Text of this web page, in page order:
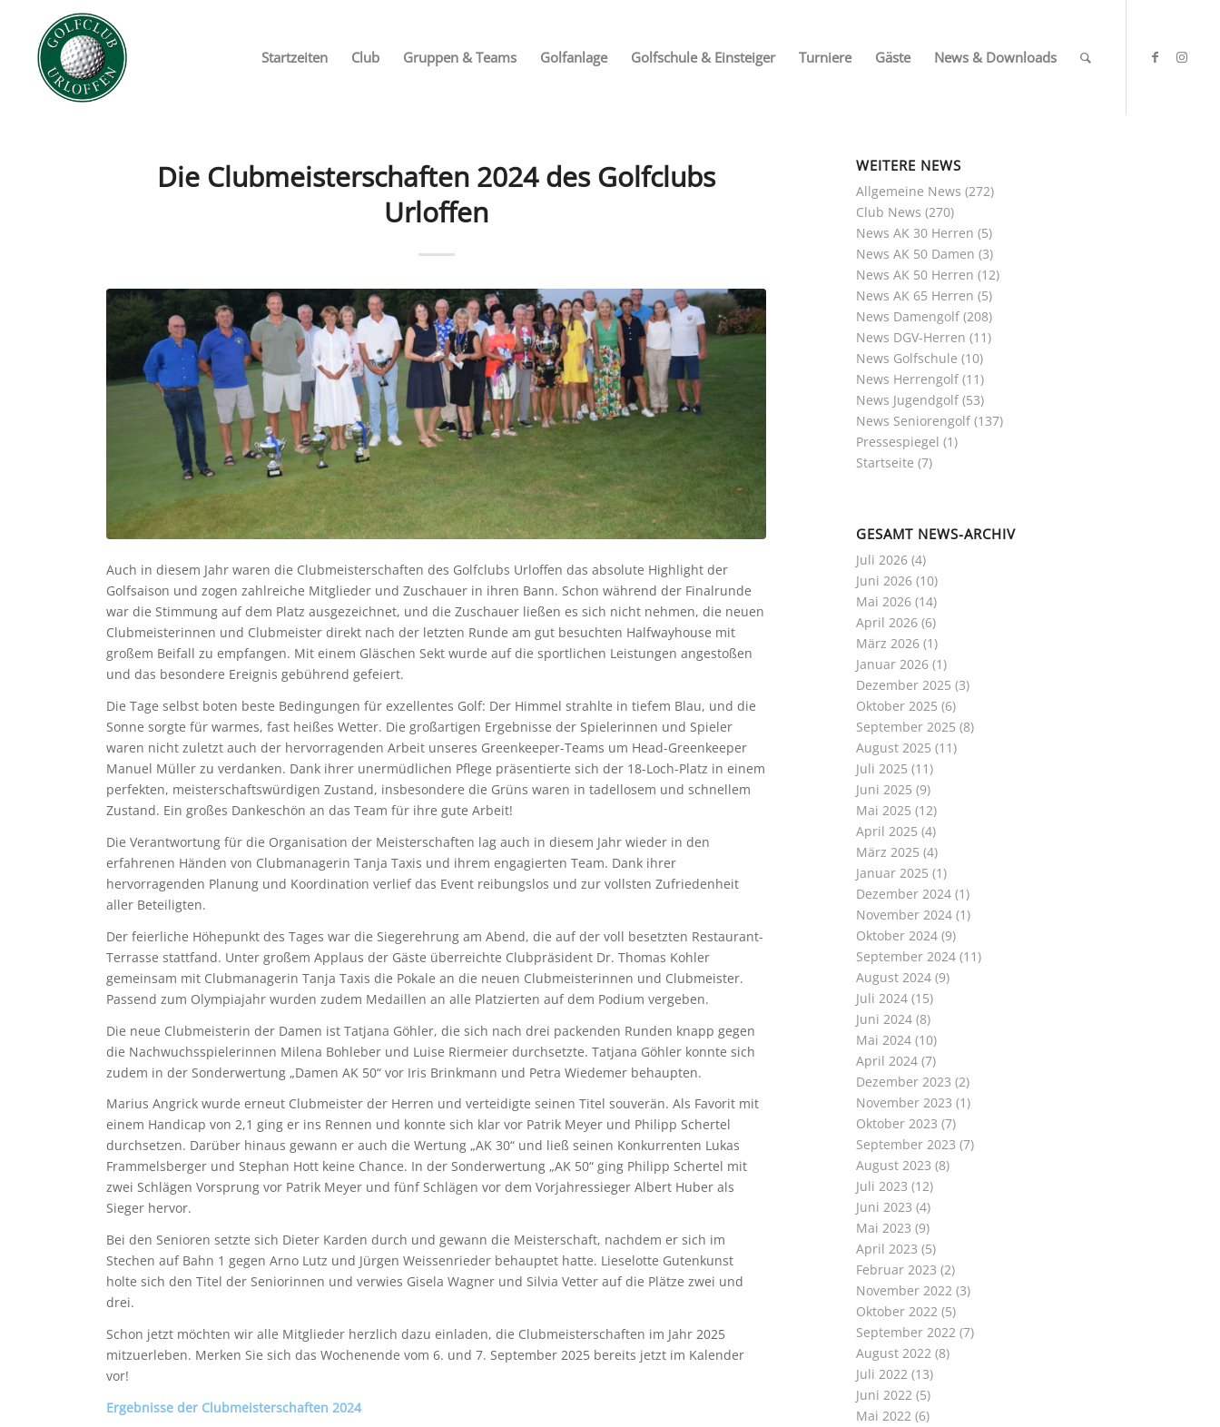
Startzeiten Club Gruppen & Teams Golfanlage Golfschule & Einsteiger Turniere Gäste News & Downloads
Die Clubmeisterschaften 2024 des Golfclubs
Urloffen
Auch in diesem Jahr waren die Clubmeisterschaften des Golfclubs Urloffen das absolute Highlight der
Golfsaison und zogen zahlreiche Mitglieder und Zuschauer in ihren Bann. Schon während der Finalrunde
war die Stimmung auf dem Platz ausgezeichnet, und die Zuschauer ließen es sich nicht nehmen, die neuen
Clubmeisterinnen und Clubmeister direkt nach der letzten Runde am gut besuchten Halfwayhouse mit
großem Beifall zu empfangen. Mit einem Gläschen Sekt wurde auf die sportlichen Leistungen angestoßen
und das besondere Ereignis gebührend gefeiert.
Die Tage selbst boten beste Bedingungen für exzellentes Golf: Der Himmel strahlte in tiefem Blau, und die
Sonne sorgte für warmes, fast heißes Wetter. Die großartigen Ergebnisse der Spielerinnen und Spieler
waren nicht zuletzt auch der hervorragenden Arbeit unseres Greenkeeper-Teams um Head-Greenkeeper
Manuel Müller zu verdanken. Dank ihrer unermüdlichen Pflege präsentierte sich der 18-Loch-Platz in einem
perfekten, meisterschaftswürdigen Zustand, insbesondere die Grüns waren in tadellosem und schnellem
Zustand. Ein großes Dankeschön an das Team für ihre gute Arbeit!
Die Verantwortung für die Organisation der Meisterschaften lag auch in diesem Jahr wieder in den
erfahrenen Händen von Clubmanagerin Tanja Taxis und ihrem engagierten Team. Dank ihrer
hervorragenden Planung und Koordination verlief das Event reibungslos und zur vollsten Zufriedenheit
aller Beteiligten.
Der feierliche Höhepunkt des Tages war die Siegerehrung am Abend, die auf der voll besetzten Restaurant-
Terrasse stattfand. Unter großem Applaus der Gäste überreichte Clubpräsident Dr. Thomas Kohler
gemeinsam mit Clubmanagerin Tanja Taxis die Pokale an die neuen Clubmeisterinnen und Clubmeister.
Passend zum Olympiajahr wurden zudem Medaillen an alle Platzierten auf dem Podium vergeben.
Die neue Clubmeisterin der Damen ist Tatjana Göhler, die sich nach drei packenden Runden knapp gegen
die Nachwuchsspielerinnen Milena Bohleber und Luise Riermeier durchsetzte. Tatjana Göhler konnte sich
zudem in der Sonderwertung „Damen AK 50“ vor Iris Brinkmann und Petra Wiedemer behaupten.
Marius Angrick wurde erneut Clubmeister der Herren und verteidigte seinen Titel souverän. Als Favorit mit
einem Handicap von 2,1 ging er ins Rennen und konnte sich klar vor Patrik Meyer und Philipp Schertel
durchsetzen. Darüber hinaus gewann er auch die Wertung „AK 30“ und ließ seinen Konkurrenten Lukas
Frammelsberger und Stephan Hott keine Chance. In der Sonderwertung „AK 50“ ging Philipp Schertel mit
zwei Schlägen Vorsprung vor Patrik Meyer und fünf Schlägen vor dem Vorjahressieger Albert Huber als
Sieger hervor.
Bei den Senioren setzte sich Dieter Karden durch und gewann die Meisterschaft, nachdem er sich im
Stechen auf Bahn 1 gegen Arno Lutz und Jürgen Weissenrieder behauptet hatte. Lieselotte Gutenkunst
holte sich den Titel der Seniorinnen und verwies Gisela Wagner und Silvia Vetter auf die Plätze zwei und
drei.
Schon jetzt möchten wir alle Mitglieder herzlich dazu einladen, die Clubmeisterschaften im Jahr 2025
mitzuerleben. Merken Sie sich das Wochenende vom 6. und 7. September 2025 bereits jetzt im Kalender
vor!
Ergebnisse der Clubmeisterschaften 2024
WEITERE NEWS
Allgemeine News (272)
Club News (270)
News AK 30 Herren (5)
News AK 50 Damen (3)
News AK 50 Herren (12)
News AK 65 Herren (5)
News Damengolf(208)
News DGV-Herren (11)
News Golfschule (10)
News Herrengolf(11)
News Jugendgolf(53)
News Seniorengolf(137)
Pressespiegel (1)
Startseite (7)
GESAMT NEWS-ARCHIV
Juli 2026(4)
Juni 2026(10)
Mai 2026(14)
April 2026(6)
März 2026(1)
Januar 2026(1)
Dezember 2025 (3)
Oktober 2025 (6)
September 2025 (8)
August 2025 (11)
Juli 2025 (11)
Juni 2025 (9)
Mai 2025 (12)
April 2025 (4)
März 2025 (4)
Januar 2025 (1)
Dezember 2024(1)
November 2024(1)
Oktober 2024(9)
September 2024(11)
August 2024(9)
Juli 2024(15)
Juni 2024(8)
Mai 2024(10)
April 2024(7)
Dezember 2023 (2)
November 2023 (1)
Oktober 2023 (7)
September 2023 (7)
August 2023 (8)
Juli 2023 (12)
Juni 2023 (4)
Mai 2023 (9)
April 2023 (5)
Februar 2023 (2)
November 2022(3)
Oktober 2022(5)
September 2022(7)
August 2022(8)
Juli 2022(13)
Juni 2022(5)
Mai 2022(6)